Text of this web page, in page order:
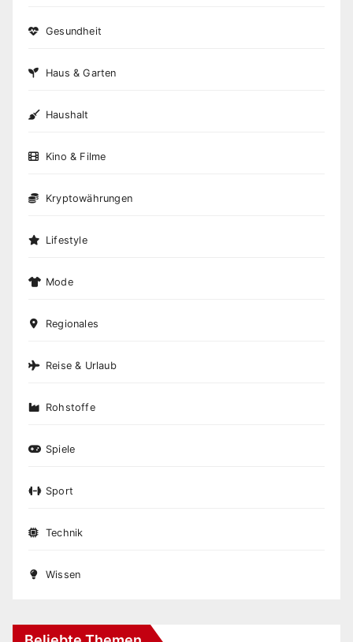
Gesundheit
Haus & Garten
Haushalt
Kino & Filme
Kryptowährungen
Lifestyle
Mode
Regionales
Reise & Urlaub
Rohstoffe
Spiele
Sport
Technik
Wissen